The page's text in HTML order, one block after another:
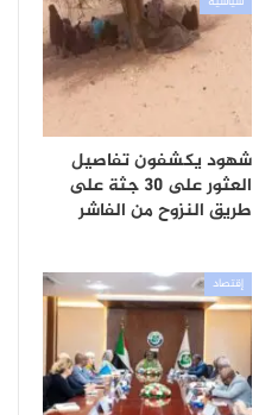
شهود يكشفون تفاصيل
العثور على 30 جثة على
طريق النزوح من الفاشر
إقتصاد